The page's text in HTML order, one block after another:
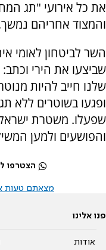
את כל אירועי "תג
והמצוד אחריהם
השר לביטחון לאומי
שביצעו את הירי
שלנו חייב להיות
ופגעו בשוטרים ללא
שפעלו. משטרת ישראל
והפושעים ולמען
הצטרפו
מצאתם טעות
פנו אלינו
אודות